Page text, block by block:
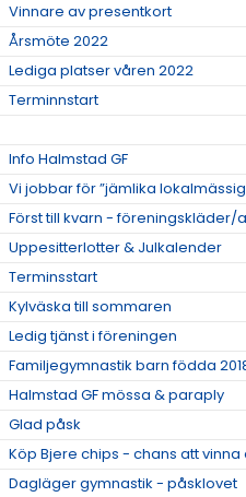
Vinnare av presentkort
Årsmöte 2022
Lediga platser våren 2022
Terminnstart
Info Halmstad GF
Vi jobbar för ”jämlika
Först till kvarn - föreningskläder/
Uppesitterlotter & Julkalender
Terminsstart
Kylväska till sommaren
Ledig tjänst i föreningen
Familjegymnastik barn födda
Halmstad GF mössa & paraply
Glad påsk
Köp Bjere chips - chans att
Dagläger gymnastik - påsklovet